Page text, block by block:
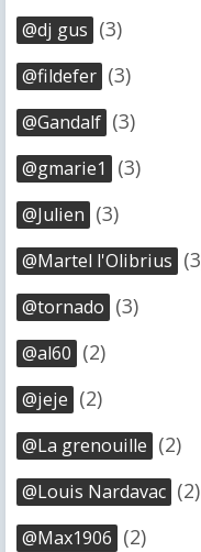
@dj gus (3)
@fildefer (3)
@Gandalf (3)
@gmarie1 (3)
@Julien (3)
@Martel l'Olibrius
@tornado (3)
@al60 (2)
@jeje (2)
@La grenouille (2)
@Louis Nardavac (2)
@Max1906 (2)